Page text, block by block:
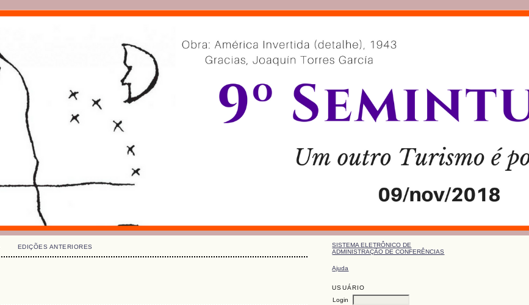
SISTEMA ELETRÔNICO DE
ADMINISTRAÇÃO DE CONFERÊNCIAS
Ajuda
USUÁRIO
Login
EDIÇÕES ANTERIORES